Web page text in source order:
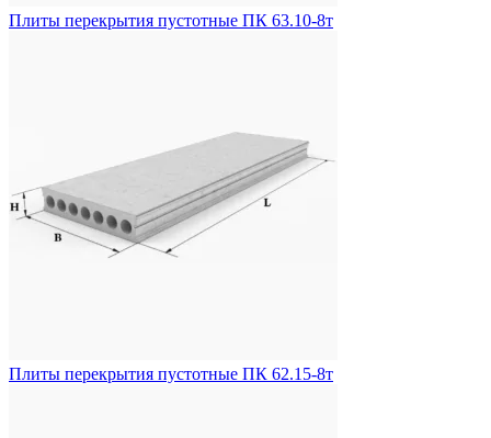
Плиты перекрытия пустотные ПК 63.10-8т
Плиты перекрытия пустотные ПК 62.15-8т